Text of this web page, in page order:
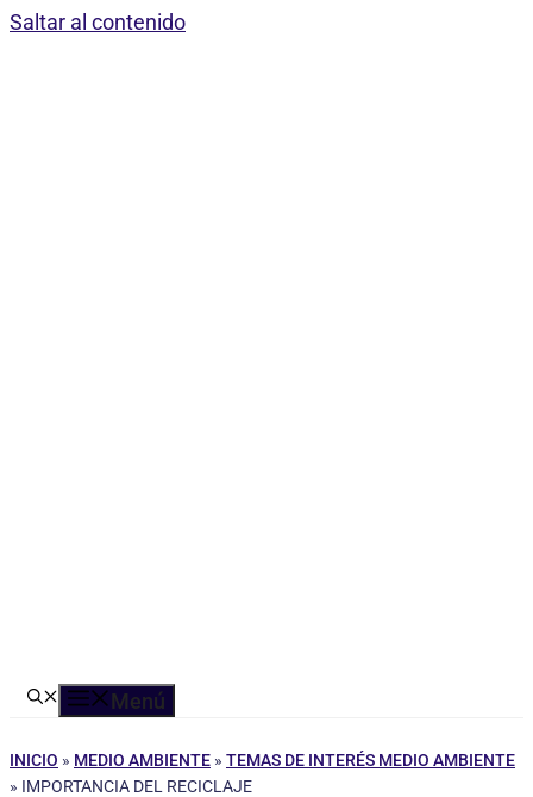
Saltar al contenido
Menú
INICIO » MEDIO AMBIENTE » TEMAS DE INTERÉS MEDIO AMBIENTE
» IMPORTANCIA DEL RECICLAJE